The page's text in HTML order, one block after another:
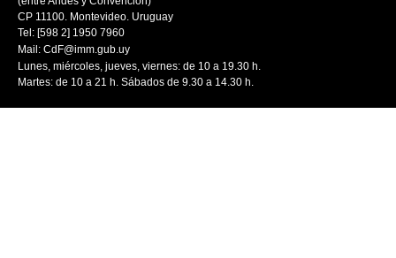
CP 11100. Montevideo. Uruguay
Tel: [598 2] 1950 7960
Mail: CdF@imm.gub.uy
Lunes, miércoles, jueves, viernes: de 10 a 19.30 h.
Martes: de 10 a 21 h. Sábados de 9.30 a 14.30 h.